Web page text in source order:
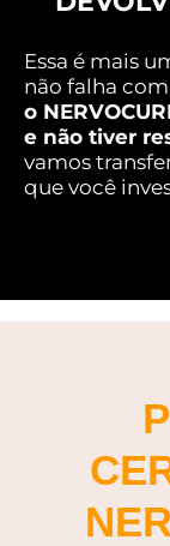
Essa é mais
não falha
o
e não tiver
vamos
que você